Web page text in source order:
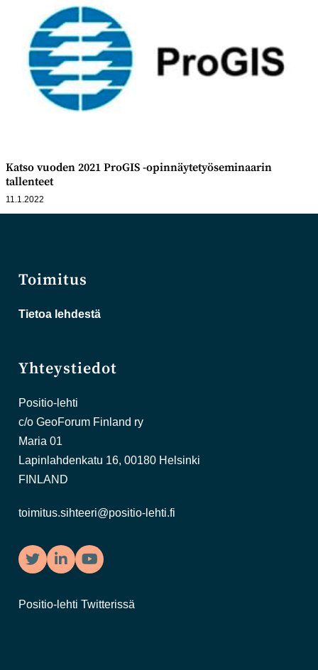
Katso vuoden 2021 ProGIS -opinnäytetyöseminaarin
tallenteet
11.1.2022
Toimitus
Tietoa lehdestä
Yhteystiedot
Positio-lehti
c/o GeoForum Finland ry
Maria 01
Lapinlahdenkatu 16, 00180 Helsinki
FINLAND
toimitus.sihteeri@positio-lehti.fi
TwitterLinkedInYouTube
Positio-lehti Twitterissä